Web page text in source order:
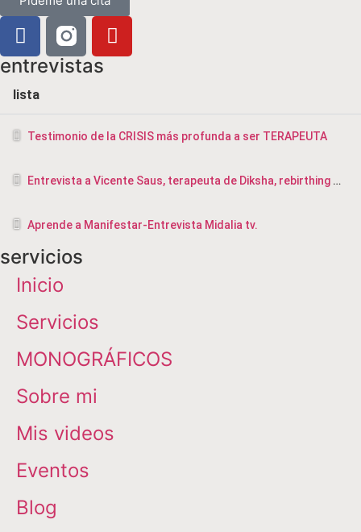
entrevistas
lista
Testimonio de la CRISIS más profunda a ser TERAPEUTA
Entrevista a Vicente Saus, terapeuta de Diksha, rebirthing y masajista en Valencia
Aprende a Manifestar-Entrevista Midalia tv.
servicios
Inicio
Servicios
MONOGRÁFICOS
Sobre mi
Mis videos
Eventos
Blog